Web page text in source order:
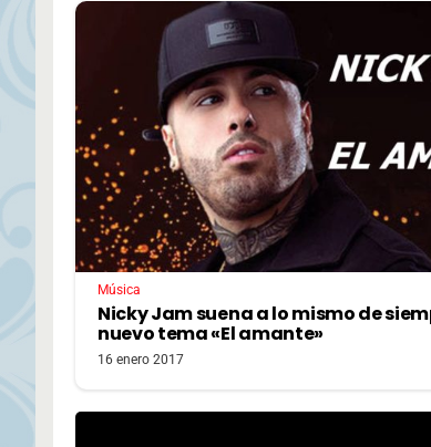
Música
Nicky Jam suena a lo mismo de
nuevo tema «El amante»
16 enero 2017